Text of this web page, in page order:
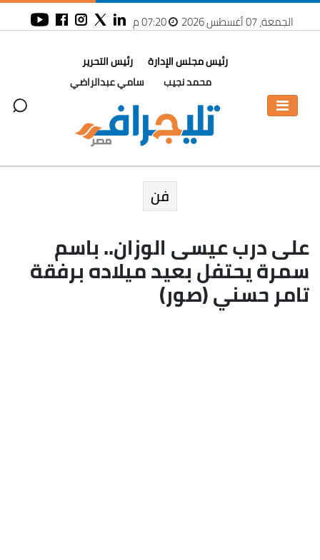
الجمعة، 07 أغسطس 2026 07:20 م
رئيس مجلس الإدارة
محمد نجيب
رئيس التحرير
سامي عبدالراضي
فن
على درب عيسى الوزان.. باسم
سمرة يحتفل بعيد ميلاده برفقة
تامر حسني (صور)